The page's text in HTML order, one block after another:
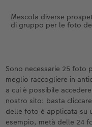
Mescola diverse
di gruppo per le foto
Sono necessarie 25 foto
meglio raccogliere in
a cui è possibile
nostro sito: basta
delle foto è applicata su
esempio, metà delle 24